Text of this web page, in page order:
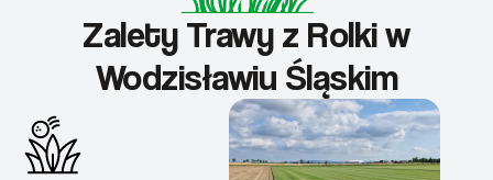
Zalety Trawy z Rolki w
Wodzisławiu Śląskim